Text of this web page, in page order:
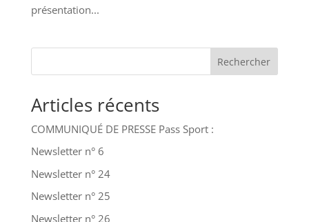
présentation...
Rechercher
Articles récents
COMMUNIQUÉ DE PRESSE Pass Sport :
Newsletter n° 6
Newsletter n° 24
Newsletter n° 25
Newsletter n° 26